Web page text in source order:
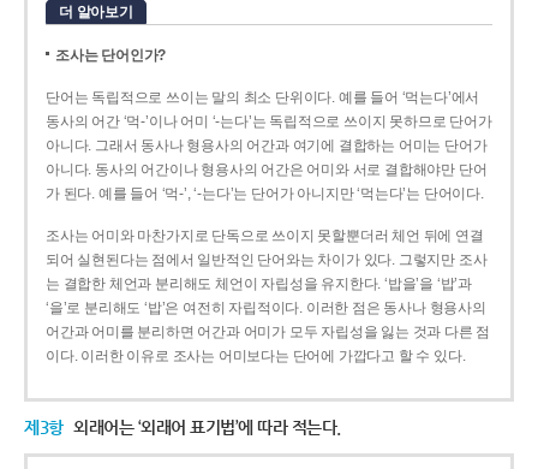
더 알아보기
조사는 단어인가?
단어는 독립적으로 쓰이는 말의 최소 단위이다. 예를 들어 ‘먹는다’에서
동사의 어간 ‘먹-­’이나 어미 ‘­-는다’는 독립적으로 쓰이지 못하므로 단어가
아니다. 그래서 동사나 형용사의 어간과 여기에 결합하는 어미는 단어가
아니다. 동사의 어간이나 형용사의 어간은 어미와 서로 결합해야만 단어
가 된다. 예를 들어 ‘먹-’, ‘-는다’는 단어가 아니지만 ‘먹는다’는 단어이다.
조사는 어미와 마찬가지로 단독으로 쓰이지 못할뿐더러 체언 뒤에 연결
되어 실현된다는 점에서 일반적인 단어와는 차이가 있다. 그렇지만 조사
는 결합한 체언과 분리해도 체언이 자립성을 유지한다. ‘밥을’을 ‘밥’과
‘을’로 분리해도 ‘밥’은 여전히 자립적이다. 이러한 점은 동사나 형용사의
어간과 어미를 분리하면 어간과 어미가 모두 자립성을 잃는 것과 다른 점
이다. 이러한 이유로 조사는 어미보다는 단어에 가깝다고 할 수 있다.
제3항 외래어는 ‘외래어 표기법’에 따라 적는다.